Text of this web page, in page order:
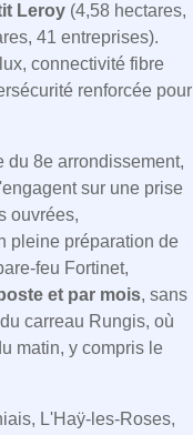
Leroy (4,58 hectares,
41 entreprises).
connectivité fibre
renforcée pour
du 8e arrondissement,
sur une prise
ouvrées,
pleine préparation de
feu Fortinet,
et par mois, sans
carreau Rungis, où
matin, y compris le
L'Haÿ-les-Roses,